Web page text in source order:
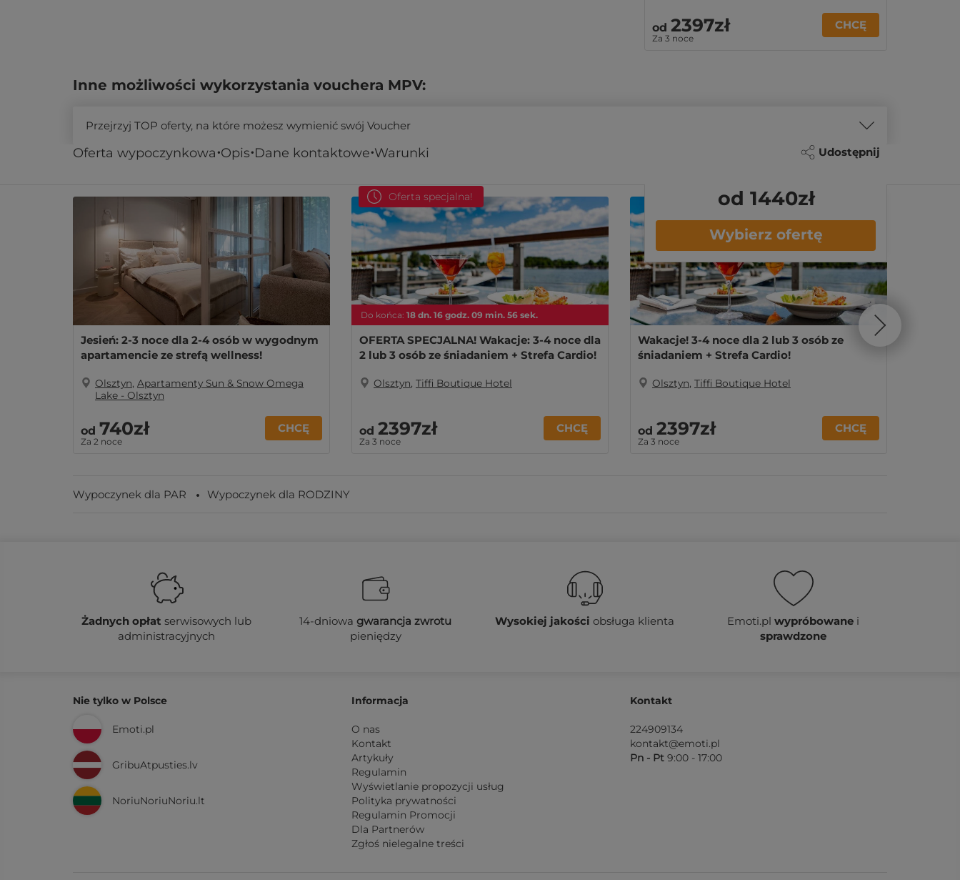
Oferta wypoczynkowa Opis Dane kontaktowe Warunki Udostępnij
od 1440zł
Wybierz ofertę
od 2397zł
Za 3 noce
CHCĘ
Inne możliwości wykorzystania vouchera MPV:
Przejrzyj TOP oferty, na które możesz wymienić swój Voucher
Jesień: 2-3 noce dla 2-4 osób w wygodnym
apartamencie ze strefą wellness!
Olsztyn, Apartamenty Sun & Snow Omega
Lake - Olsztyn
od 740zł
Za 2 noce
CHCĘ
Do końca: 18 dn. 16 godz. 09 min. 55sek.
Oferta specjalna!
OFERTA SPECJALNA! Wakacje: 3-4 noce dla
2 lub 3 osób ze śniadaniem + Strefa Cardio!
Olsztyn, Tiffi Boutique Hotel
od 2397zł
Za 3 noce
CHCĘ
Wakacje! 3-4 noce dla 2 lub 3 osób ze
śniadaniem + Strefa Cardio!
Olsztyn, Tiffi Boutique Hotel
od 2397zł
Za 3 noce
CHCĘ
Wypoczynek dla PAR Wypoczynek dla RODZINY
Żadnych opłat serwisowych lub
administracyjnych
14-dniowagwarancja zwrotu
pieniędzy
Wysokiej jakości obsługa klienta Emoti.plwypróbowane i
sprawdzone
Nie tylko w Polsce
Emoti.pl
GribuAtpusties.lv
NoriuNoriuNoriu.lt
Informacja
O nas
Kontakt
Artykuły
Regulamin
Wyświetlanie propozycji usług
Polityka prywatności
Regulamin Promocji
Dla Partnerów
Zgłoś nielegalne treści
Kontakt
224909134
kontakt@emoti.pl
Pn - Pt 9:00 - 17:00